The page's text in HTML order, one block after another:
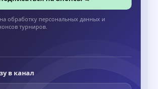
обработку персональных данных и
турниров.
в канал